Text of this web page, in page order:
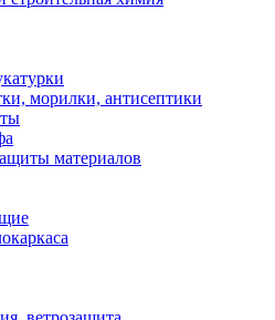
морилки, антисептики
материалов